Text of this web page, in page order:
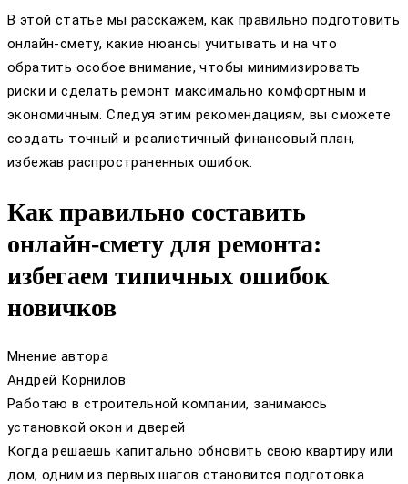
В этой статье мы расскажем, как правильно подготовить
онлайн-смету, какие нюансы учитывать и на что
обратить особое внимание, чтобы минимизировать
риски и сделать ремонт максимально комфортным и
экономичным. Следуя этим рекомендациям, вы сможете
создать точный и реалистичный финансовый план,
избежав распространенных ошибок.
Как правильно составить
онлайн-смету для ремонта:
избегаем типичных ошибок
новичков
Мнение автора
Андрей Корнилов
Работаю в строительной компании, занимаюсь
установкой окон и дверей
Когда решаешь капитально обновить свою квартиру или
дом, одним из первых шагов становится подготовка